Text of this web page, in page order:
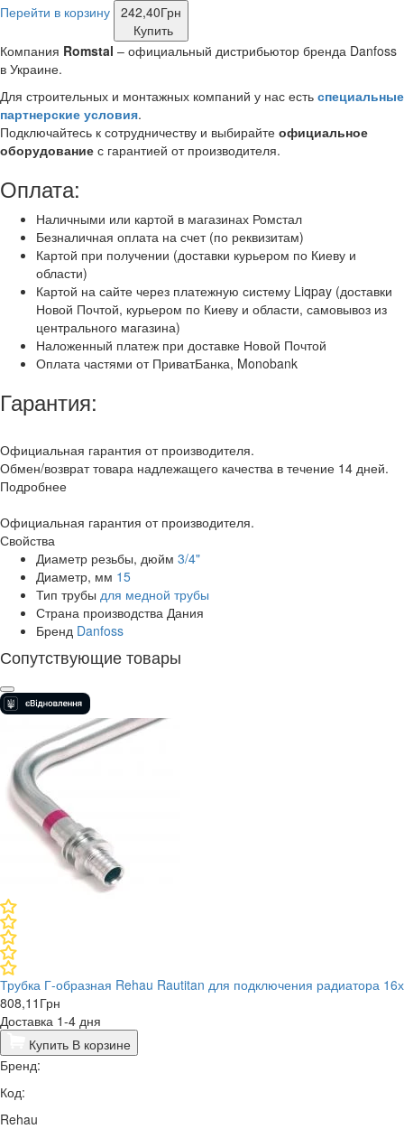
Перейти в корзину 242,40Грн
Купить
Компания Romstal – официальный дистрибьютор бренда Danfoss
в Украине.
Для строительных и монтажных компаний у нас есть специальные
партнерские условия.
Подключайтесь к сотрудничеству и выбирайте официальное
оборудование с гарантией от производителя.
Оплата:
Наличными или картой в магазинах Ромстал
Безналичная оплата на счет (по реквизитам)
Картой при получении (доставки курьером по Киеву и
области)
Картой на сайте через платежную систему Liqpay (доставки
Новой Почтой, курьером по Киеву и области, самовывоз из
центрального магазина)
Наложенный платеж при доставке Новой Почтой
Оплата частями от ПриватБанка, Monobank
Гарантия:
Официальная гарантия от производителя.
Обмен/возврат товара надлежащего качества в течение 14 дней.
Подробнее
Официальная гарантия от производителя.
Свойства
Диаметр резьбы, дюйм 3/4"
Диаметр, мм 15
Тип трубы для медной трубы
Страна производства Дания
Бренд Danfoss
Сопутствующие товары
Трубка Г-образная Rehau Rautitan для подключения радиатора
808,11 Грн
Доставка 1-4 дня
Купить В корзине
Бренд:
Код:
Rehau